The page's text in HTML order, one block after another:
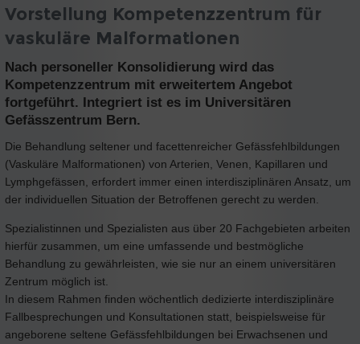
Vorstellung Kompetenzzentrum für
vaskuläre Malformationen
Nach personeller Konsolidierung wird das
Kompetenzzentrum mit erweitertem Angebot
fortgeführt. Integriert ist es im Universitären
Gefässzentrum Bern.
Die Behandlung seltener und facettenreicher Gefässfehlbildungen
(Vaskuläre Malformationen) von Arterien, Venen, Kapillaren und
Lymphgefässen, erfordert immer einen interdisziplinären Ansatz, um
der individuellen Situation der Betroffenen gerecht zu werden.
Spezialistinnen und Spezialisten aus über 20 Fachgebieten arbeiten
hierfür zusammen, um eine umfassende und bestmögliche
Behandlung zu gewährleisten, wie sie nur an einem universitären
Zentrum möglich ist.
In diesem Rahmen finden wöchentlich dedizierte interdisziplinäre
Fallbesprechungen und Konsultationen statt, beispielsweise für
angeborene seltene Gefässfehlbildungen bei Erwachsenen und